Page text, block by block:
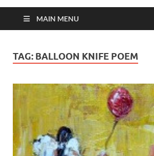
MAIN MENU
TAG: BALLOON KNIFE POEM